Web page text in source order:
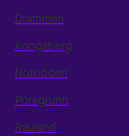
Drammen
Kongsberg
Notodden
Porsgrunn
Rauland